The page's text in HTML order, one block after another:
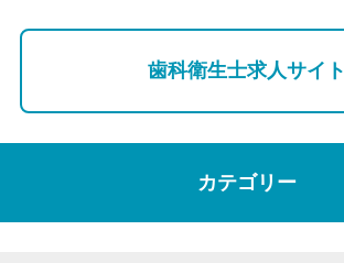
歯科衛生士求人サイト
カテゴリー